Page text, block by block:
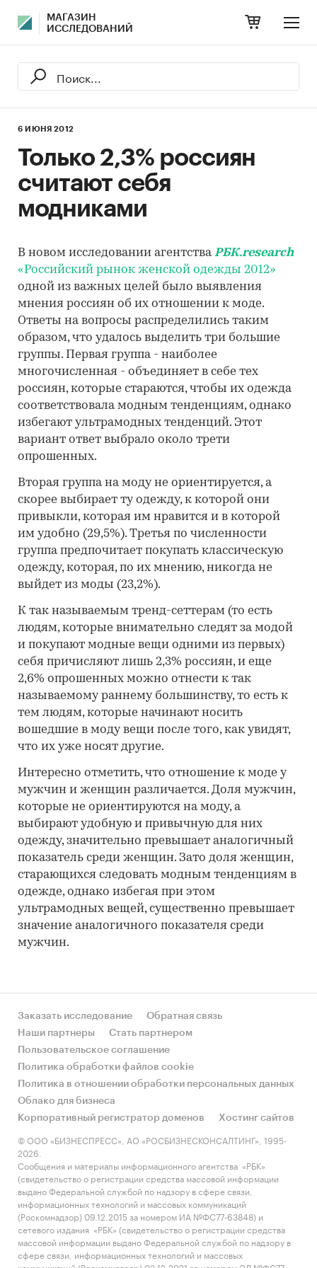
МАГАЗИН
ИССЛЕДОВАНИЙ
6 ИЮНЯ 2012
Только 2,3% россиян
считают себя
модниками
В новом исследовании агентства РБК.research
«Российский рынок женской одежды 2012»
одной из важных целей было выявления
мнения россиян об их отношении к моде.
Ответы на вопросы распределились таким
образом, что удалось выделить три большие
группы. Первая группа - наиболее
многочисленная - объединяет в себе тех
россиян, которые стараются, чтобы их одежда
соответствовала модным тенденциям, однако
избегают ультрамодных тенденций. Этот
вариант ответ выбрало около трети
опрошенных.
Вторая группа на моду не ориентируется, а
скорее выбирает ту одежду, к которой они
привыкли, которая им нравится и в которой
им удобно (29,5%). Третья по численности
группа предпочитает покупать классическую
одежду, которая, по их мнению, никогда не
выйдет из моды (23,2%).
К так называемым тренд-сеттерам (то есть
людям, которые внимательно следят за модой
и покупают модные вещи одними из первых)
себя причисляют лишь 2,3% россиян, и еще
2,6% опрошенных можно отнести к так
называемому раннему большинству, то есть к
тем людям, которые начинают носить
вошедшие в моду вещи после того, как увидят,
что их уже носят другие.
Интересно отметить, что отношение к моде у
мужчин и женщин различается. Доля мужчин,
которые не ориентируются на моду, а
выбирают удобную и привычную для них
одежду, значительно превышает аналогичный
показатель среди женщин. Зато доля женщин,
старающихся следовать модным тенденциям в
одежде, однако избегая при этом
ультрамодных вещей, существенно превышает
значение аналогичного показателя среди
мужчин.
Заказать исследование
Обратная связь
Наши партнеры
Стать партнером
Пользовательское соглашение
Политика обработки файлов cookie
Политика в отношении обработки персональных данных
Облако для бизнеса
Корпоративный регистратор доменов
Хостинг сайтов
© ООО «БИЗНЕСПРЕСС», АО «РОСБИЗНЕСКОНСАЛТИНГ», 1995-
2026.
Сообщения и материалы информационного агентства «РБК»
(свидетельство о регистрации средства массовой информации
выдано Федеральной службой по надзору в сфере связи,
информационных технологий и массовых коммуникаций
(Роскомнадзор) 09.12.2015 за номером ИА №ФС77-63848) и
сетевого издания «РБК» (свидетельство о регистрации средства
массовой информации выдано Федеральной службой по надзору в
сфере связи, информационных технологий и массовых